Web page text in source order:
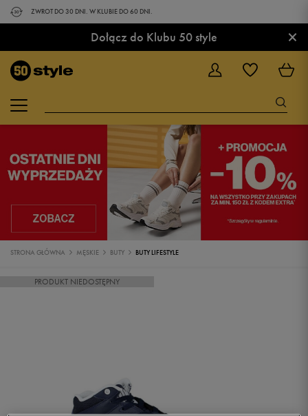
ZWROT DO 30 DNI. W KLUBIE DO 60 DNI.
Dołącz do Klubu 50 style ×
STRONA GŁÓWNA MĘSKIE BUTY BUTY LIFESTYLE
PRODUKT NIEDOSTĘPNY